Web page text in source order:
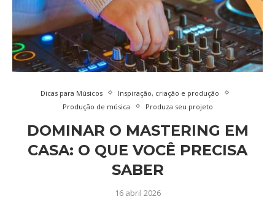
Dicas para Músicos
Inspiração, criação e produção
Produção de música
Produza seu projeto
DOMINAR O MASTERING EM
CASA: O QUE VOCÊ PRECISA
SABER
16 abril 2026